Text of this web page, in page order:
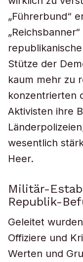
„Führerbund“
Stütze der
kaum mehr zu
konzentrierten
Aktivisten ihre
wesentlich
Heer.
Militär-
Republik-
Geleitet
Offiziere und
Werten und